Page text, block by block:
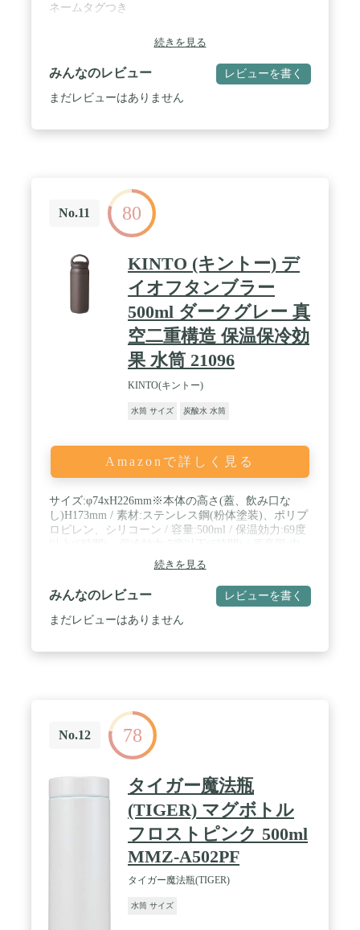
ネームタグつき
続きを見る
みんなのレビュー レビューを書く
まだレビューはありません
No.11 80
KINTO (キントー) デ
イオフタンブラー
500ml ダークグレー 真
空二重構造 保温保冷効
果 水筒 21096
KINTO(キントー)
水筒 サイズ 炭酸水 水筒
Amazonで詳しく見る
サイズ:φ74xH226mm※本体の高さ(蓋、飲み口な
し)H173mm / 素材:ステンレス鋼(粉体塗装)、ポリプ
ロピレン、シリコーン / 容量:500ml / 保温効力:69度
続きを見る
みんなのレビュー レビューを書く
まだレビューはありません
No.12 78
タイガー魔法瓶
(TIGER) マグボトル
フロストピンク 500ml
MMZ-A502PF
タイガー魔法瓶(TIGER)
水筒 サイズ